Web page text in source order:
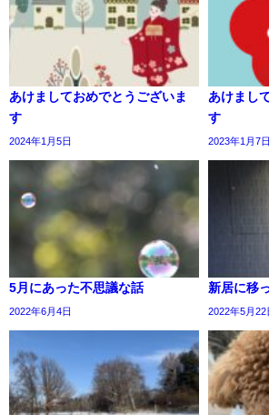
あけましておめでとうございま
す
2024年1月5日
あけまし
す
2023年1月7日
5月にあった不思議な話
2022年6月4日
新居に移
2022年5月22